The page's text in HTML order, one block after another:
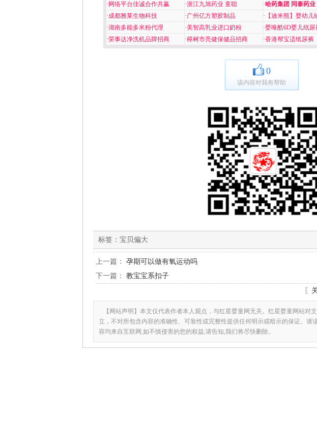
· 网络平台佳诚合作共赢 ·浙江九旭药业 童聪 ·哈药集团 同泰药业
·成都雅莱生物科技 ·广州亿方塑胶制品 · 【迪米熊】婴幼儿
·湖南多能多米粉代理 ·美智高乳业进口奶粉 ·婴唯酷6D婴儿纸尿
·荣事达净洗机品牌招商 ·樟树市亮健保健品招商 ·香港帮宝适纸尿裤
0
该内容对我有帮助
标签： 宝贝偏大
上一篇： 孕期可以做有氧运动吗
下一篇： 教宝宝系扣子
〖
【网站声明】本文仅代表作者本人观点，与红星婴童网无关。红星婴童网站对
立，不对所包含内容的准确性、可靠性或完整性提供任何明示或暗示的保证。请
容均来自互联网,如不慎侵害的您的权益,请告知,我们将尽快删除。